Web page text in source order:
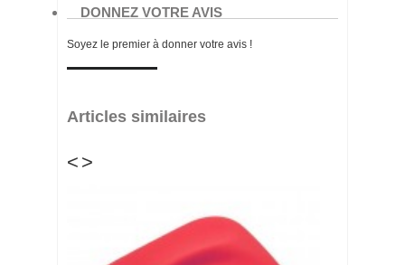
DONNEZ VOTRE AVIS
Soyez le premier à donner votre avis !
Articles similaires
< >